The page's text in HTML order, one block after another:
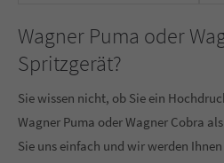
Wagner Puma oder
Spritzgerät?
Sie wissen nicht, ob Sie ein
Wagner Puma oder Wagner Cobra
Sie uns einfach und wir werden